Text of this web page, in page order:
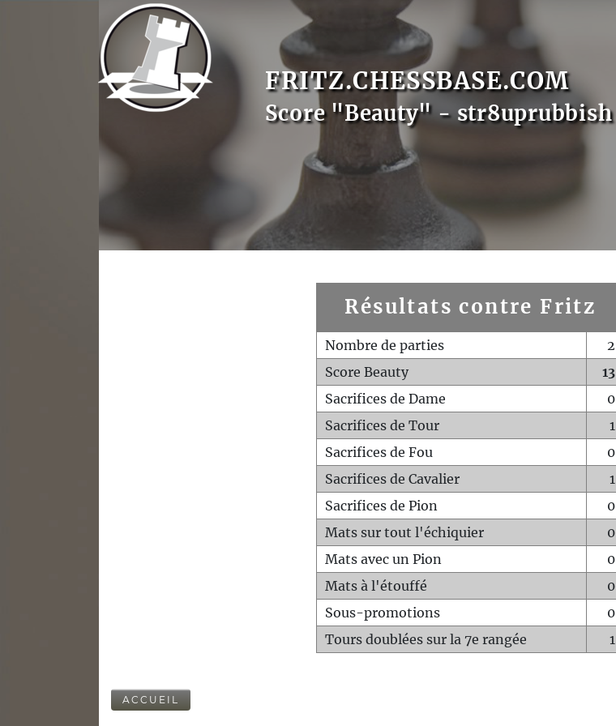
FRITZ.CHESSBASE.COM
Score "Beauty" - str8uprubbish
Résultats contre Fritz
Nombre de parties
2
Score Beauty
13
Sacrifices de Dame
0
Sacrifices de Tour
1
Sacrifices de Fou
0
Sacrifices de Cavalier
1
Sacrifices de Pion
0
Mats sur tout l'échiquier
0
Mats avec un Pion
0
Mats à l'étouffé
0
Sous-promotions
0
Tours doublées sur la 7e rangée
1
ACCUEIL